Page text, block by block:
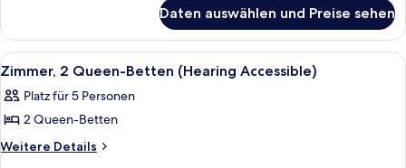
(Hearing
Accessible)
anzeigen
1 King-
Bett,
Gartenblick
Accessible)
Daten auswählen und Preise sehen
Alle
Fotos
für
Zimmer,
2 Queen-
Ein Hotelzimmer mit zwei Betten,
4
Zimmer, 2 Queen-Betten (Hearing Accessible)
Platz für 5 Personen
2 Queen-Betten
Weitere Details
Weitere